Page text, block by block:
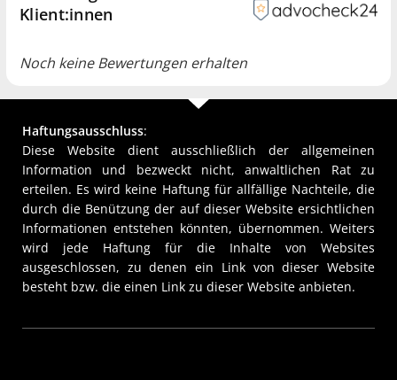
Klient:innen
Noch keine Bewertungen erhalten
Haftungsausschluss:
Diese Website dient ausschließlich der allgemeinen
Information und bezweckt nicht, anwaltlichen Rat zu
erteilen. Es wird keine Haftung für allfällige Nachteile, die
durch die Benützung der auf dieser Website ersichtlichen
Informationen entstehen könnten, übernommen. Weiters
wird jede Haftung für die Inhalte von Websites
ausgeschlossen, zu denen ein Link von dieser Website
besteht bzw. die einen Link zu dieser Website anbieten.